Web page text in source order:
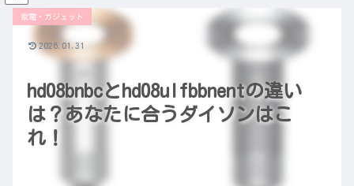
hd08bnbcとhd08ulfbbnentの違い
は？あなたに合うダイソンはこ
れ！
家電・ガジェット
2026.01.31